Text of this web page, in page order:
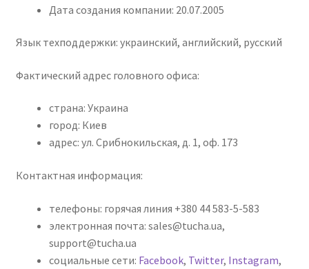
Дата создания компании: 20.07.2005
Язык техподдержки: украинский, английский, русский
Фактический адрес головного офиса:
страна: Украина
город: Киев
адрес: ул. Срибнокильская, д. 1, оф. 173
Контактная информация:
телефоны: горячая линия +380 44 583-5-583
электронная почта: sales@tucha.ua,
support@tucha.ua
социальные сети: Facebook, Twitter, Instagram,